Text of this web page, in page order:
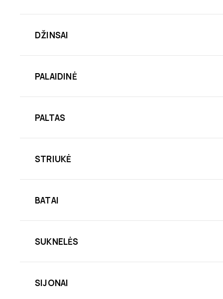
DŽINSAI
PALAIDINĖ
PALTAS
STRIUKĖ
BATAI
SUKNELĖS
SIJONAI